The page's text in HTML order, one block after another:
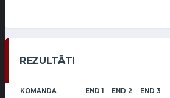
REZULTĀTI
KOMANDA END 1 END 2 END 3